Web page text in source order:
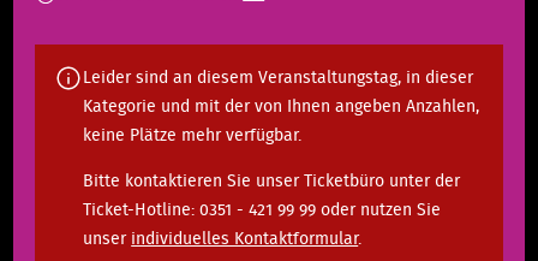
Leider sind an diesem Veranstaltungstag, in dieser
Kategorie und mit der von Ihnen angeben Anzahlen,
keine Plätze mehr verfügbar.
Bitte kontaktieren Sie unser Ticketbüro unter der
Ticket-Hotline: 0351 - 421 99 99 oder nutzen Sie
unser individuelles Kontaktformular.